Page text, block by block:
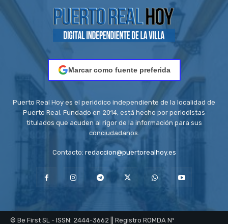
Marcar como fuente preferida
Puerto Real Hoy es el periódico independiente de la localidad de
Puerto Real. Fundado en 2014, está hecho por periodistas
titulados que acuden al rigor de la información para sus
conciudadanos.
Contacto: redaccion@puertorealhoy.es
© Be First SL - ISSN: 2444-3662 || Registro ROMDA Nº